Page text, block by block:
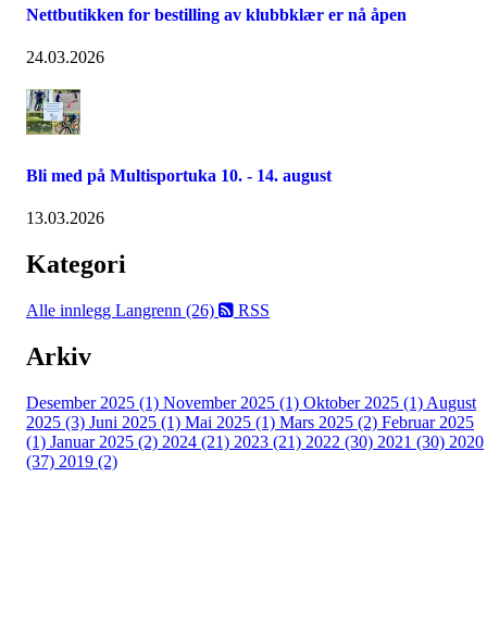
Nettbutikken for bestilling av klubbklær er nå åpen
24.03.2026
Bli med på Multisportuka 10. - 14. august
13.03.2026
Kategori
Alle innlegg Langrenn (26) RSS
Arkiv
Desember 2025 (1) November 2025 (1) Oktober 2025 (1) August
2025 (3) Juni 2025 (1) Mai 2025 (1) Mars 2025 (2) Februar 2025
(1) Januar 2025 (2) 2024 (21) 2023 (21) 2022 (30) 2021 (30) 2020
(37) 2019 (2)